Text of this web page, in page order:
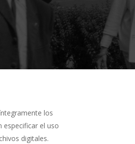
los
especificar el uso
digitales.